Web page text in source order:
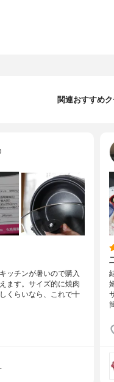
関連おすすめク
ッチンが暑いので購入
ます。サイズ的に焼肉
くらいなら、これで十